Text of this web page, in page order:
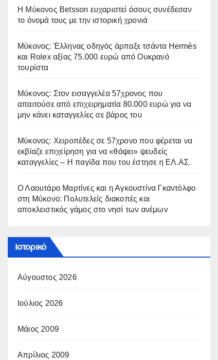
Η Μύκονος Betsson ευχαριστεί όσους συνέδεσαν
το όνομά τους με την ιστορική χρονιά
Μύκονος: Έλληνας οδηγός άρπαξε τσάντα Hermès
και Rolex αξίας 75.000 ευρώ από Ουκρανό
τουρίστα
Μύκονος: Στον εισαγγελέα 57χρονος που
απαιτούσε από επιχειρηματία 80.000 ευρώ για να
μην κάνει καταγγελίες σε βάρος του
Μύκονος: Χειροπέδες σε 57χρονο που φέρεται να
εκβίαζε επιχείρηση για να «θάψει» ψευδείς
καταγγελίες – Η παγίδα που του έστησε η ΕΛ.ΑΣ.
Ο Λαουτάρο Μαρτίνες και η Αγκουστίνα Γκαντόλφο
στη Μύκονο: Πολυτελείς διακοπές και
αποκλειστικός γάμος στο νησί των ανέμων
Ιστορικό
Αύγουστος 2026
Ιούλιος 2026
Μάιος 2009
Απρίλιος 2009